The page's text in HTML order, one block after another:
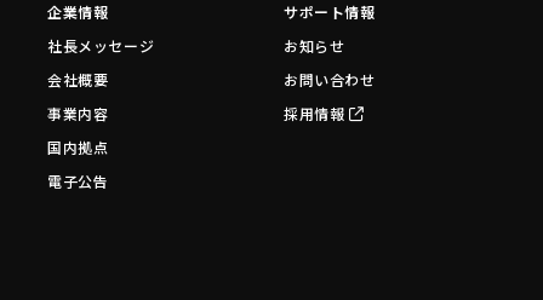
企業情報
社長メッセージ
会社概要
事業内容
国内拠点
電子公告
サポート情報
お知らせ
お問い合わせ
採用情報